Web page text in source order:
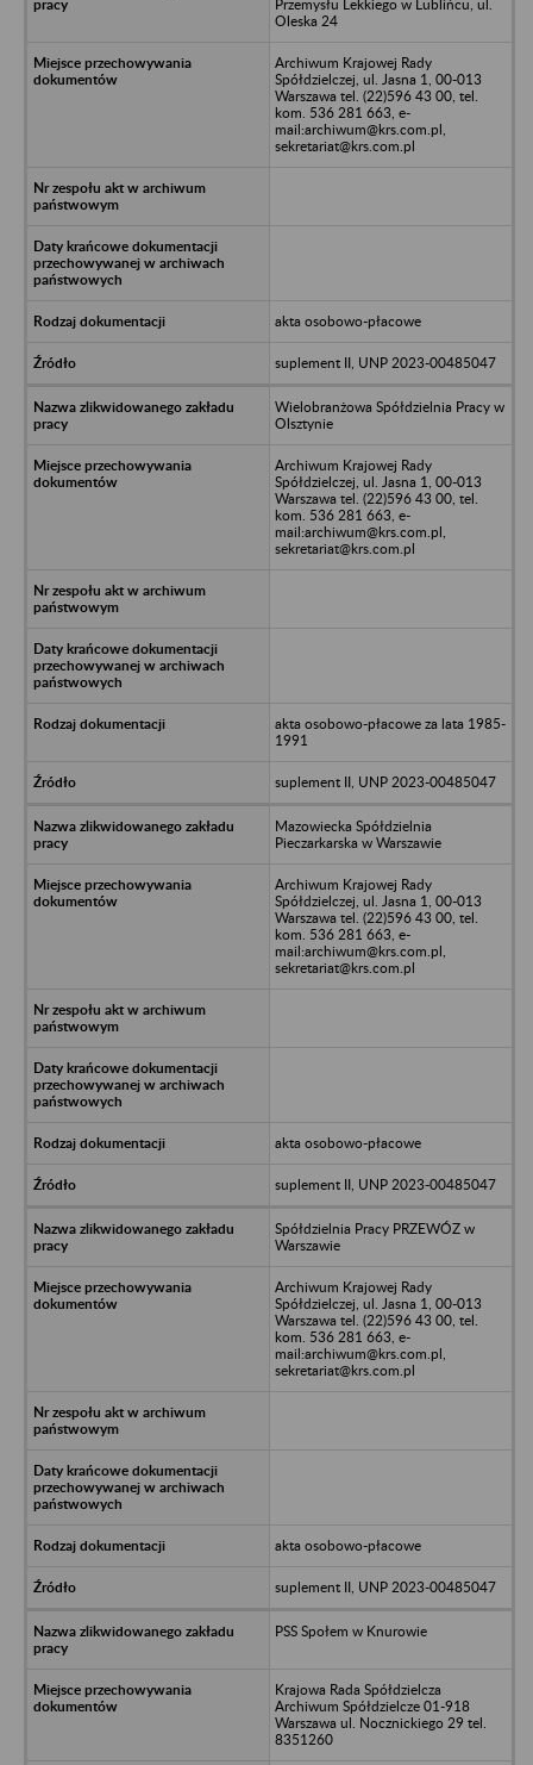
Przemysłu Lekkiego w Lublińcu, ul.
Oleska 24
Archiwum Krajowej Rady
Spółdzielczej, ul. Jasna 1, 00-013
Warszawa tel. (22)596 43 00, tel.
kom. 536 281 663, e-
mail:archiwum@krs.com.pl,
sekretariat@krs.com.pl
akta osobowo-płacowe
suplement II, UNP 2023-00485047
Wielobranżowa Spółdzielnia Pracy w
Olsztynie
Archiwum Krajowej Rady
Spółdzielczej, ul. Jasna 1, 00-013
Warszawa tel. (22)596 43 00, tel.
kom. 536 281 663, e-
mail:archiwum@krs.com.pl,
sekretariat@krs.com.pl
akta osobowo-płacowe za lata 1985-
1991
suplement II, UNP 2023-00485047
Mazowiecka Spółdzielnia
Pieczarkarska w Warszawie
Archiwum Krajowej Rady
Spółdzielczej, ul. Jasna 1, 00-013
Warszawa tel. (22)596 43 00, tel.
kom. 536 281 663, e-
mail:archiwum@krs.com.pl,
sekretariat@krs.com.pl
akta osobowo-płacowe
suplement II, UNP 2023-00485047
Spółdzielnia Pracy PRZEWÓZ w
Warszawie
Archiwum Krajowej Rady
Spółdzielczej, ul. Jasna 1, 00-013
Warszawa tel. (22)596 43 00, tel.
kom. 536 281 663, e-
mail:archiwum@krs.com.pl,
sekretariat@krs.com.pl
akta osobowo-płacowe
suplement II, UNP 2023-00485047
PSS Społem w Knurowie
Krajowa Rada Spółdzielcza
Archiwum Spółdzielcze 01-918
Warszawa ul. Nocznickiego 29 tel.
8351260